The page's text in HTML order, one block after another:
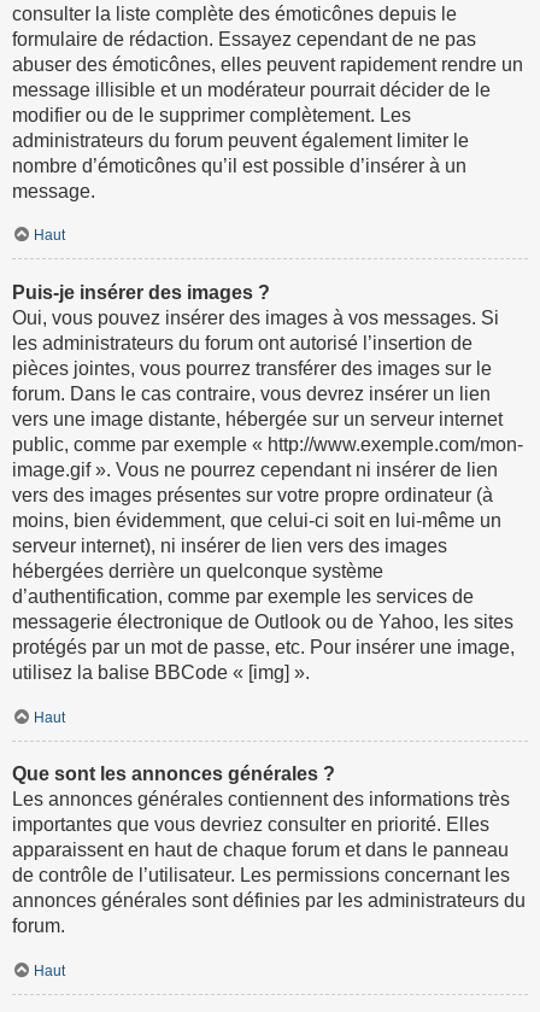
consulter la liste complète des émoticônes depuis le
formulaire de rédaction. Essayez cependant de ne pas
abuser des émoticônes, elles peuvent rapidement rendre un
message illisible et un modérateur pourrait décider de le
modifier ou de le supprimer complètement. Les
administrateurs du forum peuvent également limiter le
nombre d’émoticônes qu’il est possible d’insérer à un
message.
Haut
Puis-je insérer des images ?
Oui, vous pouvez insérer des images à vos messages. Si
les administrateurs du forum ont autorisé l’insertion de
pièces jointes, vous pourrez transférer des images sur le
forum. Dans le cas contraire, vous devrez insérer un lien
vers une image distante, hébergée sur un serveur internet
public, comme par exemple « http://www.exemple.com/mon-
image.gif ». Vous ne pourrez cependant ni insérer de lien
vers des images présentes sur votre propre ordinateur (à
moins, bien évidemment, que celui-ci soit en lui-même un
serveur internet), ni insérer de lien vers des images
hébergées derrière un quelconque système
d’authentification, comme par exemple les services de
messagerie électronique de Outlook ou de Yahoo, les sites
protégés par un mot de passe, etc. Pour insérer une image,
utilisez la balise BBCode « [img] ».
Haut
Que sont les annonces générales ?
Les annonces générales contiennent des informations très
importantes que vous devriez consulter en priorité. Elles
apparaissent en haut de chaque forum et dans le panneau
de contrôle de l’utilisateur. Les permissions concernant les
annonces générales sont définies par les administrateurs du
forum.
Haut